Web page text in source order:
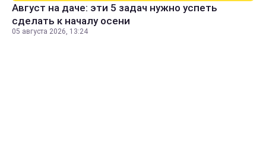
Август на даче: эти 5 задач нужно успеть
сделать к началу осени
05 августа 2026, 13:24